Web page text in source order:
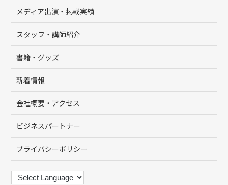
メディア出演・掲載実績
スタッフ・講師紹介
書籍・グッズ
新着情報
会社概要・アクセス
ビジネスパートナー
プライバシーポリシー